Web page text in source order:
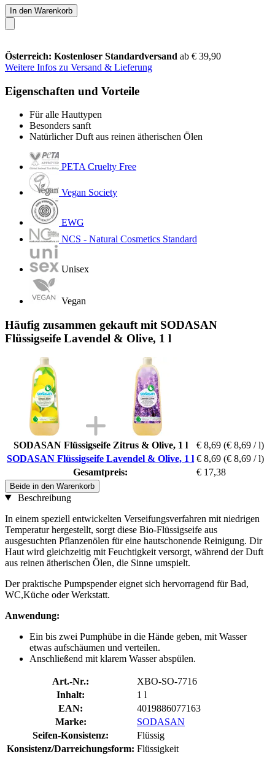
In den Warenkorb
Österreich: Kostenloser Standardversand ab € 39,90
Weitere Infos zu Versand & Lieferung
Eigenschaften und Vorteile
Für alle Hauttypen
Besonders sanft
Natürlicher Duft aus reinen ätherischen Ölen
PETA Cruelty Free
Vegan Society
EWG
NCS - Natural Cosmetics Standard
Unisex
Vegan
Häufig zusammen gekauft mit SODASAN
Flüssigseife Lavendel & Olive, 1 l
SODASAN Flüssigseife Zitrus & Olive, 1 l € 8,69 (€ 8,69 / l)
SODASAN Flüssigseife Lavendel & Olive, 1 l € 8,69 (€ 8,69 / l)
Gesamtpreis:
€ 17,38
Beide in den Warenkorb
Beschreibung
In einem speziell entwickelten Verseifungsverfahren mit niedrigen
Temperatur hergestellt, sorgt diese Bio-Flüssigseife aus
ausgesuchten Pflanzenölen für eine hautschonende Reinigung. Dir
Haut wird gleichzeitig mit Feuchtigkeit versorgt, während der Duft
aus reinen ätherischen Ölen, die Sinne umspielt.
Der praktische Pumpspender eignet sich hervorragend für Bad,
WC,Küche oder Werkstatt.
Anwendung:
Ein bis zwei Pumphübe in die Hände geben, mit Wasser
etwas aufschäumen und verteilen.
Anschließend mit klarem Wasser abspülen.
Art.-Nr.:
XBO-SO-7716
Inhalt:
1 l
EAN:
4019886077163
Marke:
SODASAN
Seifen-Konsistenz:
Flüssig
Konsistenz/Darreichungsform: Flüssigkeit